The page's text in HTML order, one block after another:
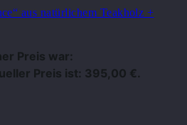
aus natürlichem Teakholz +
Preis war:
Preis ist: 395,00 €.